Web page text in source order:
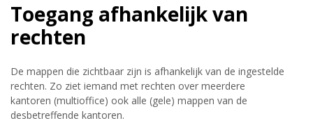
Toegang afhankelijk van
rechten
De mappen die zichtbaar zijn is afhankelijk van de ingestelde
rechten. Zo ziet iemand met rechten over meerdere
kantoren (multioffice) ook alle (gele) mappen van de
desbetreffende kantoren.